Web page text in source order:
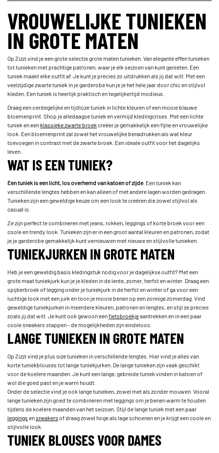
VROUWELIJKE TUNIEKEN
IN GROTE MATEN
Op Zizzi vind je een grote selectie grote maten tunieken. Van elegante effen tunieken
tot tunieken met prachtige patronen, waar je elk seizoen van kunt genieten. Een
tuniek maakt elke outfit af. Je kunt je precies zo uitdrukken als jij dat wilt. Met een
veelzijdige zwarte tuniek in je garderobe kun je je het hele jaar door chic en stijlvol
kleden. Een tuniek is heerlijk praktisch en tegelijkertijd modieus.
Draag een oerdegelijke en tijdloze tuniek in lichte kleuren of een mooie blauwe
bloemenprint. Shop je alledaagse tuniek en vermijd kledingcrises. Met een lichte
tuniek en eenklassieke zwarte broekcreëer je gemakkelijk een fijne en vrouwelijke
look. Een bloemenprint zal zowel het vrouwelijke benadrukken als wat kleur
toevoegen in contrast met de zwarte broek. Een ideale outfit voor het dagelijks
leven.
WAT IS EEN TUNIEK?
Een tuniek is een licht, los overhemd van katoen of zijde. Een tuniek kan
verschillende lengtes hebben en kan alleen of met andere lagen worden gedragen.
Tunieken zijn een geweldige keuze om een look te creëren die zowel stijlvol als
casual is.
Ze zijn perfect te combineren met jeans, rokken, leggings of korte broek voor een
coole en trendy look. Tunieken zijn er in een groot aantal kleuren en patronen, zodat
je je garderobe gemakkelijk kunt vernieuwen met nieuwe en stijlvolle tunieken.
TUNIEKJURKEN IN GROTE MATEN
Heb je een geweldig basis kledingstuk nodig voor je dagelijkse outfit? Met een
grote maat tuniekjurk kun je je kleden in de lente, zomer, herfst en winter. Draag een
spijkerbroek of legging onder je tuniekjurk in de herfst en winter of ga voor een
luchtige look met een jurk en toon je mooie benen op een zonnige zomerdag. Vind
geweldige tuniekjurken in meerdere kleuren, patronen en lengtes, en stijl ze precies
zoals jij dat wilt. Je kunt ook gewoon eenfietsbroekjeaantrekken en in een paar
coole sneakers stappen - de mogelijkheden zijn eindeloos.
LANGE TUNIEKEN IN GROTE MATEN
Op Zizzi vind je plus size tunieken in verschillende lengtes. Hier vind je alles van
korte tuniekblouses tot lange tuniekjurken. De lange tunieken zijn vaak geschikt
voor de koelere maanden. Je kunt een lange, gebreide tuniek vinden in katoen of
wol die goed past en je warm houdt.
Onder de selectie vind je ook lange tunieken, zowel met als zonder mouwen. Vooral
lange tunieken zijn goed te combineren met leggings om je benen warm te houden
tijdens de koelere maanden van het seizoen. Stijl de lange tuniek met een paar
leggingsensneakersof draag zowel hoge als lage schoenen en je krijgt een coole en
stijlvolle look.
TUNIEK BLOUSES VOOR DAMES